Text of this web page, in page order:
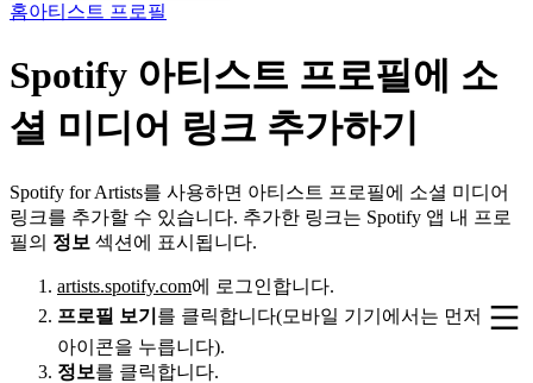
홈아티스트 프로필
Spotify 아티스트 프로필에 소
셜 미디어 링크 추가하기
Spotify for Artists를 사용하면 아티스트 프로필에 소셜 미디어
링크를 추가할 수 있습니다. 추가한 링크는 Spotify 앱 내 프로
필의 정보 섹션에 표시됩니다.
artists.spotify.com에 로그인합니다.
프로필 보기 를 클릭합니다(모바일 기기에서는 먼저
아이콘을 누릅니다).
정보를 클릭합니다.